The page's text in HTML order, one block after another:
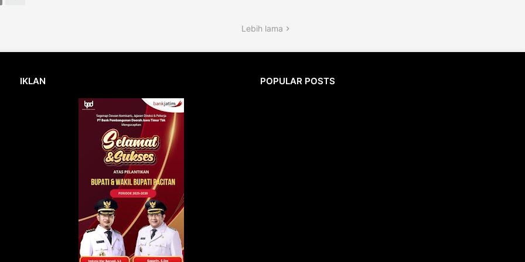
Lebih lama
IKLAN POPULAR POSTS